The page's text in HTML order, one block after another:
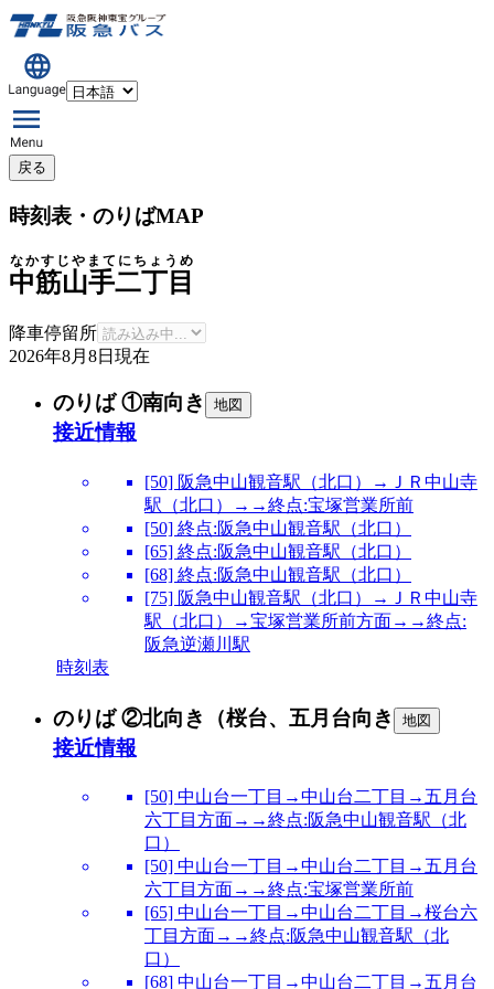
戻る
時刻表・のりばMAP
中筋山手二丁目
なかすじやまてにちょうめ
降車停留所
2026年8月8日 現在
のりば ①南向き 地図
接近情報
[50] 阪急中山観音駅（北口）→ＪＲ中山寺
駅（北口）→→終点:宝塚営業所前
[50] 終点:阪急中山観音駅（北口）
[65] 終点:阪急中山観音駅（北口）
[68] 終点:阪急中山観音駅（北口）
[75] 阪急中山観音駅（北口）→ＪＲ中山寺
駅（北口）→宝塚営業所前方面→→終点:
阪急逆瀬川駅
時刻表
のりば ②北向き（桜台、五月台向き 地図
接近情報
[50] 中山台一丁目→中山台二丁目→五月台
六丁目方面→→終点:阪急中山観音駅（北
口）
[50] 中山台一丁目→中山台二丁目→五月台
六丁目方面→→終点:宝塚営業所前
[65] 中山台一丁目→中山台二丁目→桜台六
丁目方面→→終点:阪急中山観音駅（北
口）
[68] 中山台一丁目→中山台二丁目→五月台